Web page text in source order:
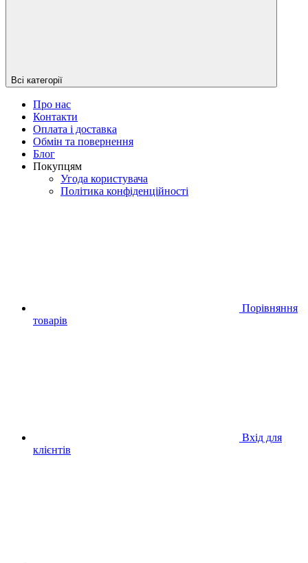
Всі категорії
Про нас
Контакти
Оплата і доставка
Обмін та повернення
Блог
Покупцям
Угода користувача
Політика конфіденційності
Порівняння
товарів
Вхід для
клієнтів